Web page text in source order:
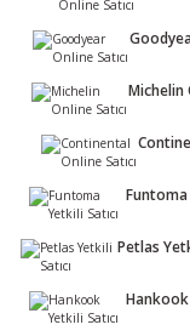
Michelin
Funtoma
Petlas
Hankook